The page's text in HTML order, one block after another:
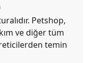
Petshop,
ve diğer tüm
temin